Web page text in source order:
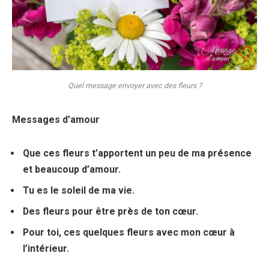
Quel message envoyer avec des fleurs ?
Messages d’amour
Que ces fleurs t’apportent un peu de ma présence
et beaucoup d’amour.
Tu es le soleil de ma vie.
Des fleurs pour être près de ton cœur.
Pour toi, ces quelques fleurs avec mon cœur à
l’intérieur.